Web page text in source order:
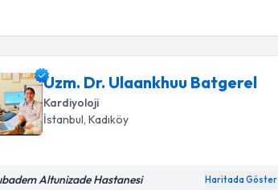
Uzm. Dr. Ulaankhuu Batgerel
Kardiyoloji
İstanbul, Kadıköy
Altunizade Hastanesi Haritada Göster